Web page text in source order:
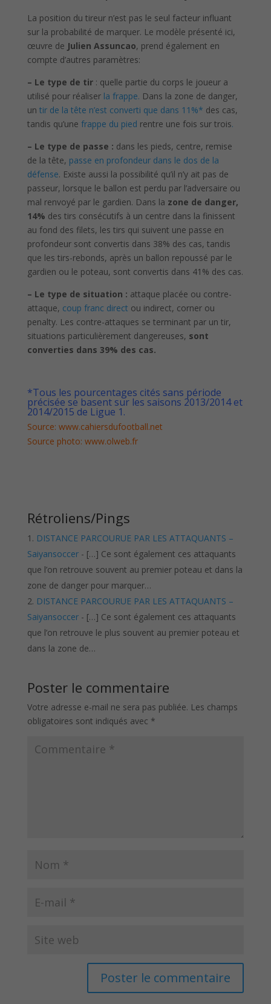
La position du tireur n’est pas le seul facteur influant
sur la probabilité de marquer. Le modèle présenté ici,
œuvre de Julien Assuncao, prend également en
compte d’autres paramètres:
– Le type de tir: quelle partie du corps le joueur a
utilisé pour réaliser la frappe. Dans la zone de danger,
un tir de la tête n’est converti que dans 11%* des cas,
tandis qu’une frappe du pied rentre une fois sur trois.
– Le type de passe : dans les pieds, centre, remise
de la tête, passe en profondeur dans le dos de la
défense. Existe aussi la possibilité qu’il n’y ait pas de
passeur, lorsque le ballon est perdu par l’adversaire ou
mal renvoyé par le gardien. Dans la zone de danger,
14% des tirs consécutifs à un centre dans la finissent
au fond des filets, les tirs qui suivent une passe en
profondeur sont convertis dans 38% des cas, tandis
que les tirs-rebonds, après un ballon repoussé par le
gardien ou le poteau, sont convertis dans 41% des cas.
– Le type de situation : attaque placée ou contre-
attaque, coup franc direct ou indirect, corner ou
penalty. Les contre-attaques se terminant par un tir,
situations particulièrement dangereuses, sont
converties dans 39% des cas.
*Tous les pourcentages cités sans période
précisée se basent sur les saisons 2013/2014 et
2014/2015 de Ligue 1.
Source: www.cahiersdufootball.net
Source photo: www.olweb.fr
Rétroliens/Pings
DISTANCE PARCOURUE PAR LES ATTAQUANTS –
Saiyansoccer- […] Ce sont également ces attaquants
que l’on retrouve souvent au premier poteau et dans la
zone de danger pour marquer…
DISTANCE PARCOURUE PAR LES ATTAQUANTS –
Saiyansoccer- […] Ce sont également ces attaquants
que l’on retrouve le plus souvent au premier poteau et
dans la zone de…
Poster le commentaire
Votre adresse e-mail ne sera pas publiée. Les champs
obligatoires sont indiqués avec *